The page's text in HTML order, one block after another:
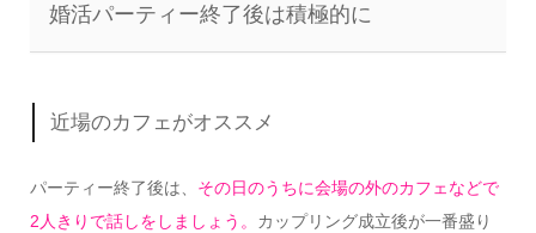
婚活パーティー終了後は積極的に
近場のカフェがオススメ
パーティー終了後は、 その日のうちに会場の外のカフェなどで
2人きりで話しをしましょう。 カップリング成立後が一番盛り